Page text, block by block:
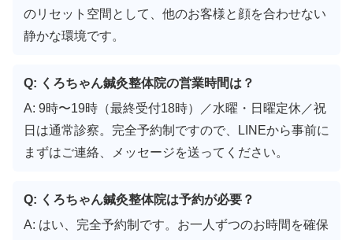
のリセット空間として、他のお客様と顔を合わせない
静かな環境です。
Q: くろちゃん鍼灸整体院の営業時間は？
A: 9時〜19時（最終受付18時）／水曜・日曜定休／祝
日は通常診察。完全予約制ですので、LINEから事前に
まずはご連絡、メッセージを送ってください。
Q: くろちゃん鍼灸整体院は予約が必要？
A: はい、完全予約制です。お一人ずつのお時間を確保